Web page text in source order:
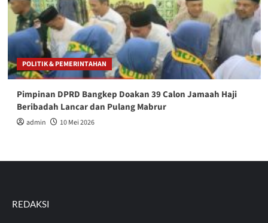
POLITIK & PEMERINTAHAN
Pimpinan DPRD Bangkep Doakan 39 Calon Jamaah Haji
Beribadah Lancar dan Pulang Mabrur
admin 10 Mei 2026
REDAKSI